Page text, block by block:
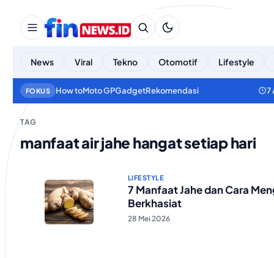
News Viral Tekno Otomotif Lifestyle
FOKUS How toMoto GPGadgetRekomendasi 7
TAG
manfaat air jahe hangat setiap hari
LIFESTYLE
7 Manfaat Jahe dan Cara
Berkhasiat
28 Mei 2026